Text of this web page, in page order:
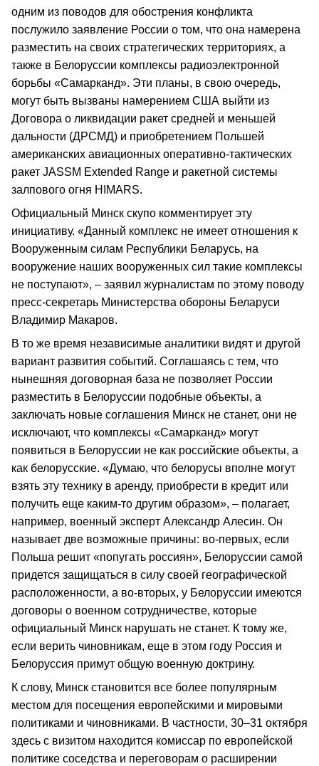
одним из поводов для обострения конфликта
послужило заявление России о том, что она намерена
разместить на своих стратегических территориях, а
также в Белоруссии комплексы радиоэлектронной
борьбы «Самарканд». Эти планы, в свою очередь,
могут быть вызваны намерением США выйти из
Договора о ликвидации ракет средней и меньшей
дальности (ДРСМД) и приобретением Польшей
американских авиационных оперативно-тактических
ракет JASSM Extended Range и ракетной системы
залпового огня HIMARS.
Официальный Минск скупо комментирует эту
инициативу. «Данный комплекс не имеет отношения к
Вооруженным силам Республики Беларусь, на
вооружение наших вооруженных сил такие комплексы
не поступают», – заявил журналистам по этому поводу
пресс-секретарь Министерства обороны Беларуси
Владимир Макаров.
В то же время независимые аналитики видят и другой
вариант развития событий. Соглашаясь с тем, что
нынешняя договорная база не позволяет России
разместить в Белоруссии подобные объекты, а
заключать новые соглашения Минск не станет, они не
исключают, что комплексы «Самарканд» могут
появиться в Белоруссии не как российские объекты, а
как белорусские. «Думаю, что белорусы вполне могут
взять эту технику в аренду, приобрести в кредит или
получить еще каким-то другим образом», – полагает,
например, военный эксперт Александр Алесин. Он
называет две возможные причины: во-первых, если
Польша решит «попугать россиян», Белоруссии самой
придется защищаться в силу своей географической
расположенности, а во-вторых, у Белоруссии имеются
договоры о военном сотрудничестве, которые
официальный Минск нарушать не станет. К тому же,
если верить чиновникам, еще в этом году Россия и
Белоруссия примут общую военную доктрину.
К слову, Минск становится все более популярным
местом для посещения европейскими и мировыми
политиками и чиновниками. В частности, 30–31 октября
здесь с визитом находится комиссар по европейской
политике соседства и переговорам о расширении